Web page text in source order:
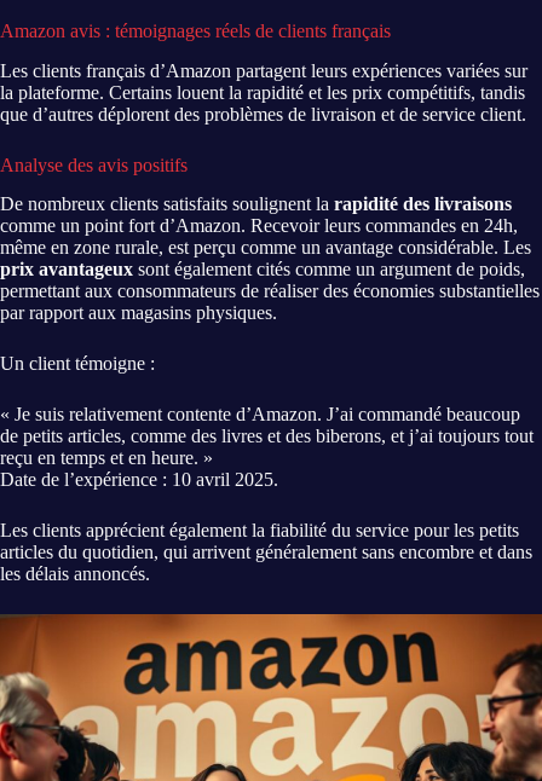
Amazon avis : témoignages réels de clients français
Les clients français d’Amazon partagent leurs expériences variées sur
la plateforme. Certains louent la rapidité et les prix compétitifs, tandis
que d’autres déplorent des problèmes de livraison et de service client.
Analyse des avis positifs
De nombreux clients satisfaits soulignent la rapidité des livraisons
comme un point fort d’Amazon. Recevoir leurs commandes en 24h,
même en zone rurale, est perçu comme un avantage considérable. Les
prix avantageux sont également cités comme un argument de poids,
permettant aux consommateurs de réaliser des économies substantielles
par rapport aux magasins physiques.
Un client témoigne :
« Je suis relativement contente d’Amazon. J’ai commandé beaucoup
de petits articles, comme des livres et des biberons, et j’ai toujours tout
reçu en temps et en heure. »
Date de l’expérience : 10 avril 2025.
Les clients apprécient également la fiabilité du service pour les petits
articles du quotidien, qui arrivent généralement sans encombre et dans
les délais annoncés.